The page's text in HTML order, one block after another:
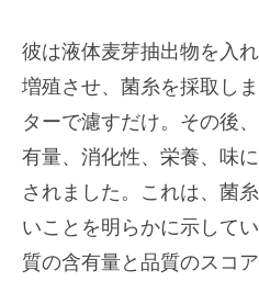
彼は液体麦芽抽出物を入
増殖させ、菌糸を採取し
ターで濾すだけ。その後
有量、消化性、栄養、味
されました。これは、菌
いことを明らかに示して
質の含有量と品質のスコ